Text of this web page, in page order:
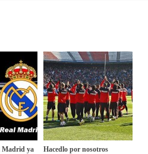
Madrid ya
Hacedlo por nosotros